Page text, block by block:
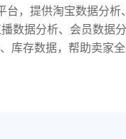
台，提供淘宝数据分析
数据分析、会员数据
库存数据，帮助卖家